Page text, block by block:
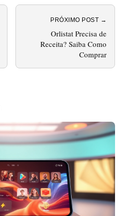
PRÓXIMO POST →
Orlistat Precisa de
Receita? Saiba Como
Comprar